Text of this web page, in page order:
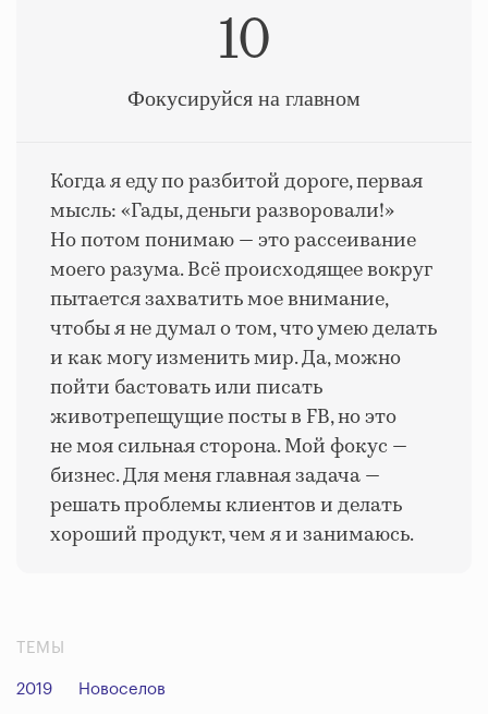
10
Фокусируйся на главном
Когда я еду по разбитой дороге, первая
мысль: «Гады, деньги разворовали!»
Но потом понимаю — это рассеивание
моего разума. Всё происходящее вокруг
пытается захватить мое внимание,
чтобы я не думал о том, что умею делать
и как могу изменить мир. Да, можно
пойти бастовать или писать
животрепещущие посты в FB, но это
не моя сильная сторона. Мой фокус —
бизнес. Для меня главная задача —
решать проблемы клиентов и делать
хороший продукт, чем я и занимаюсь.
ТЕМЫ
2019 Новоселов